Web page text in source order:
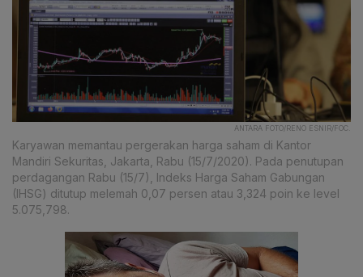
ANTARA FOTO/RENO ESNIR/FOC.
Karyawan memantau pergerakan harga saham di Kantor
Mandiri Sekuritas, Jakarta, Rabu (15/7/2020). Pada penutupan
perdagangan Rabu (15/7), Indeks Harga Saham Gabungan
(IHSG) ditutup melemah 0,07 persen atau 3,324 poin ke level
5.075,798.